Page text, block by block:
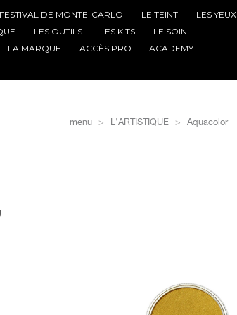
DE MONTE-CARLO LE TEINT
LES YEUX
LES OUTILS LES KITS
LE SOIN
LA MARQUE ACCÈS PRO
ACADEMY
menu L'ARTISTIQUE Aquacolor